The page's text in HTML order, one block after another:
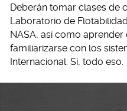
Deberán tomar clases de
Laboratorio de
NASA, así como
familiarizarse con los
Internacional. Sí, todo eso.